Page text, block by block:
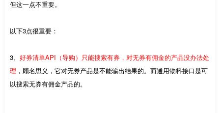
但这一点不重要。
以下3点很重要：
3、 好券清单API（导购）只能搜索有券，对无券有佣金的产品没办法处
理 ，顾名思义，它对无券产品是不能输出结果的。而通用物料接口是可
以搜索无券有佣金产品的。